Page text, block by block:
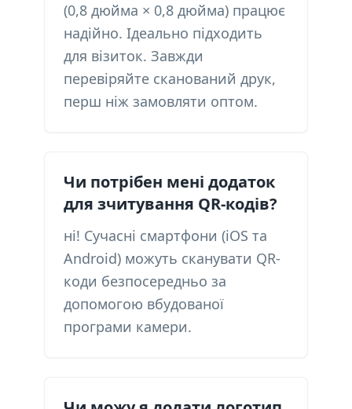
(0,8 дюйма × 0,8 дюйма) працює
надійно. Ідеально підходить
для візиток. Завжди
перевіряйте сканований друк,
перш ніж замовляти оптом.
Чи потрібен мені додаток
для зчитування QR-кодів?
ні! Сучасні смартфони (iOS та
Android) можуть сканувати QR-
коди безпосередньо за
допомогою вбудованої
програми камери.